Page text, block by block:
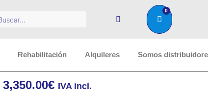
0
Rehabilitación Alquileres Somos
3,350.00€ IVA incl.